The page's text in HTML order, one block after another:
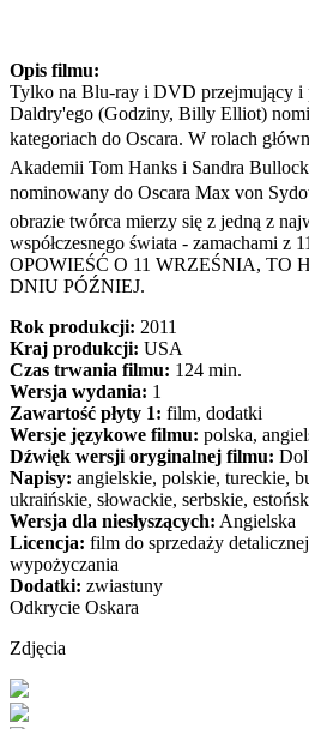
Opis filmu:
Tylko na Blu-ray i DVD przejmujący i
Daldry'ego (Godziny, Billy Elliot)
kategoriach do Oscara. W rolach
Akademii Tom Hanks i Sandra
nominowany do Oscara Max von
obrazie twórca mierzy się z jedną z
współczesnego świata - zamachami z
OPOWIEŚĆ O 11 WRZEŚNIA, TO
DNIU PÓŹNIEJ.
Rok produkcji: 2011
Kraj produkcji: USA
Czas trwania filmu: 124 min.
Wersja wydania: 1
Zawartość płyty 1: film, dodatki
Wersje językowe filmu: polska,
Dźwięk wersji oryginalnej filmu:
Napisy: angielskie, polskie, tureckie,
ukraińskie, słowackie, serbskie,
Wersja dla niesłyszących: Angielska
Licencja: film do sprzedaży
wypożyczania
Dodatki: zwiastuny
Odkrycie Oskara
Zdjęcia